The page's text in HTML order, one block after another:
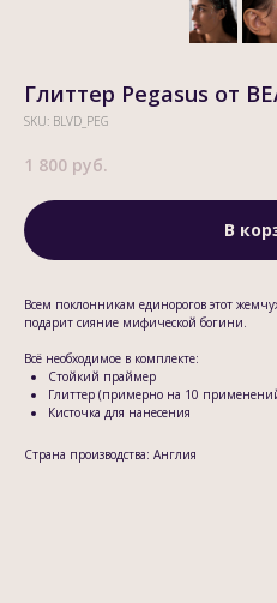
Глиттер Pegasus от
SKU: BLVD_PEG
1 800 руб.
В
Всем поклонникам единорогов этот
подарит сияние мифической богини.
Всё необходимое в комплекте:
Стойкий праймер
Глиттер (примерно на 10
Кисточка для нанесения
Страна производства: Англия